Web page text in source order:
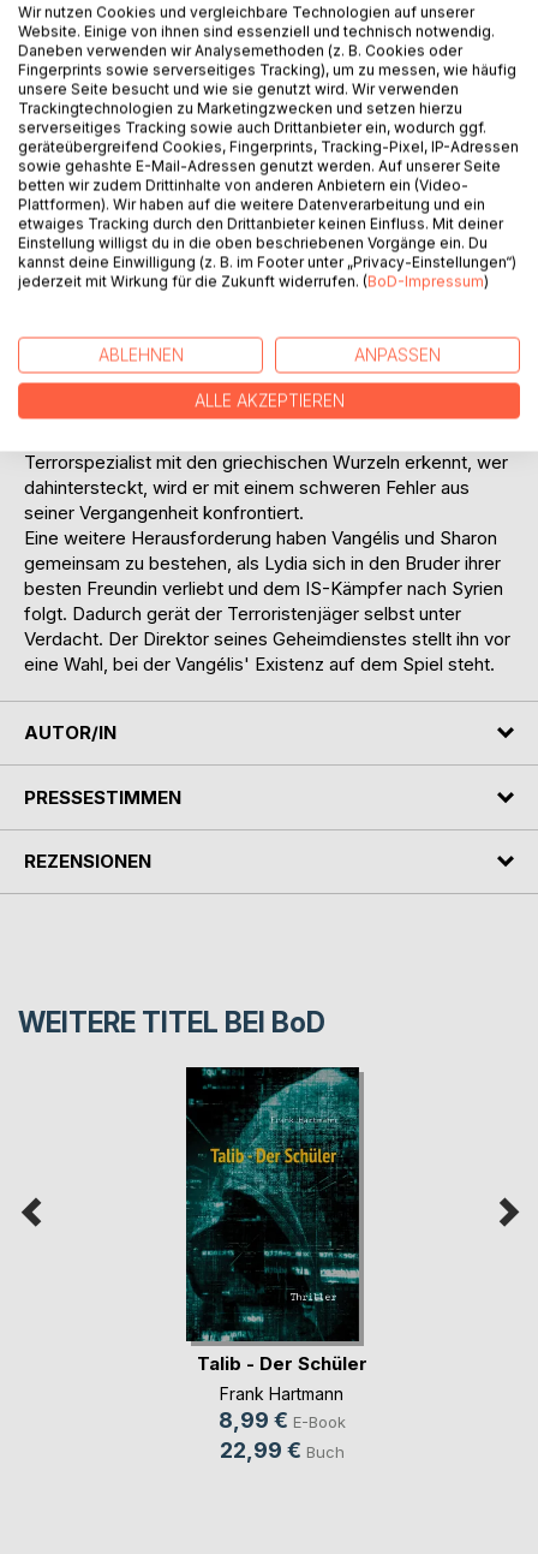
BESCHREIBUNG
Dschihadisten des Islamische Staates unter der Führung
von Abu Bakr Al-Baghdadi wollen in Syrien und im Irak ein
Kalifat gründen und lösen Al-Kaida als größte internationale
Bedrohung ab. Auch in Deutschland, wo Islamisten einen
Anschlag auf ein Regierungsflugzeug mit der
Bundeskanzlerin an Bord verüben und US-Geheimdienstler
und Tochter Lydia in einen Zwischenfall mit tödlichem
Ausgang verwickelt werden.
Während Vangélis sich von Berlin aus auf die Suche nach
Al-Baghdadi konzentriert, stellt ein Al-Kaida-Mitglied einen
Terrorspezialist mit den griechischen Wurzeln erkennt, wer
dahintersteckt, wird er mit einem schweren Fehler aus
seiner Vergangenheit konfrontiert.
Eine weitere Herausforderung haben Vangélis und Sharon
gemeinsam zu bestehen, als Lydia sich in den Bruder ihrer
besten Freundin verliebt und dem IS-Kämpfer nach Syrien
folgt. Dadurch gerät der Terroristenjäger selbst unter
Verdacht. Der Direktor seines Geheimdienstes stellt ihn vor
eine Wahl, bei der Vangélis' Existenz auf dem Spiel steht.
AUTOR/IN
PRESSESTIMMEN
REZENSIONEN
WEITERE TITEL BEI BoD
Talib - Der Schüler
Frank Hartmann
8,99 € E-Book
22,99 € Buch
Wir nutzen Cookies und vergleichbare Technologien auf unserer
Website. Einige von ihnen sind essenziell und technisch notwendig.
Daneben verwenden wir Analysemethoden (z. B. Cookies oder
Fingerprints sowie serverseitiges Tracking), um zu messen, wie häufig
unsere Seite besucht und wie sie genutzt wird. Wir verwenden
Trackingtechnologien zu Marketingzwecken und setzen hierzu
serverseitiges Tracking sowie auch Drittanbieter ein, wodurch ggf.
geräteübergreifend Cookies, Fingerprints, Tracking-Pixel, IP-Adressen
sowie gehashte E-Mail-Adressen genutzt werden. Auf unserer Seite
betten wir zudem Drittinhalte von anderen Anbietern ein (Video-
Plattformen). Wir haben auf die weitere Datenverarbeitung und ein
etwaiges Tracking durch den Drittanbieter keinen Einfluss. Mit deiner
Einstellung willigst du in die oben beschriebenen Vorgänge ein. Du
kannst deine Einwilligung (z. B. im Footer unter „Privacy-Einstellungen“)
jederzeit mit Wirkung für die Zukunft widerrufen. (BoD-Impressum)
ABLEHNEN ANPASSEN
ALLE AKZEPTIEREN